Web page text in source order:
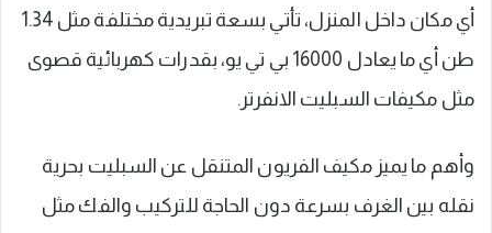
أي مكان داخل المنزل، تأتي بسعة تبريدية مختلفة مثل 1.34
طن أي ما يعادل 16000 بي تي يو، بقدرات كهربائية قصوى
مثل مكيفات السبليت الانفرتر.
وأهم ما يميز مكيف الفريون المتنقل عن السبليت بحرية
نقله بين الغرف بسرعة دون الحاجة للتركيب والفك مثل